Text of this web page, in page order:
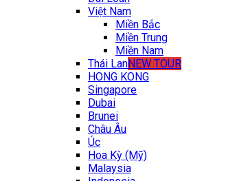
Việt Nam
Miền Bắc
Miền Trung
Miền Nam
Thái LanNEW TOUR
HONG KONG
Singapore
Dubai
Brunei
Châu Âu
Úc
Hoa Kỳ (Mỹ)
Malaysia